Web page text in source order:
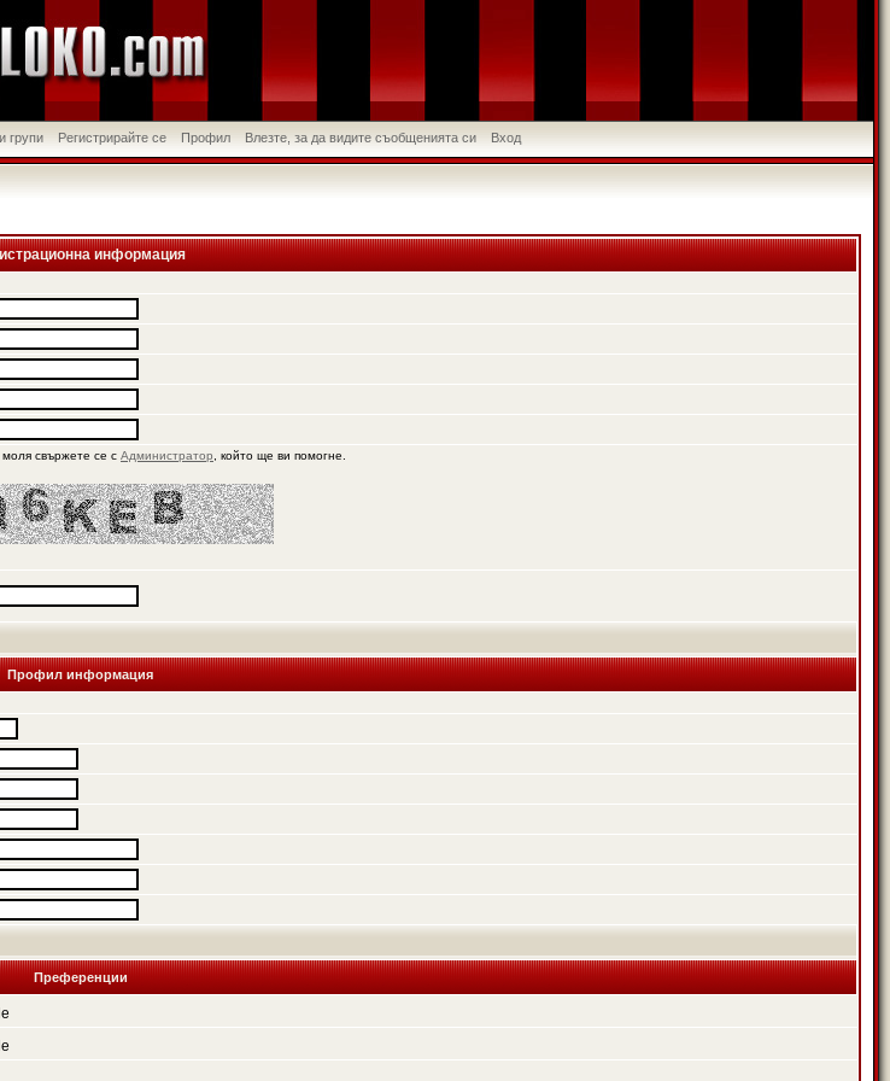
групи Регистрирайте се Профил Влезте, за да видите съобщенията си Вход
информация
свържете се с Администратор , който ще ви помогне.
Профил информация
Преференции